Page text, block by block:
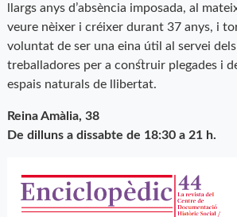
llargs anys d’absència imposada, al
veure nèixer i créixer durant 37 anys, i
voluntat de ser una eina útil al servei
treballadores per a construir plegades i
espais naturals de llibertat.
Reina Amàlia, 38
De dilluns a dissabte de 18:30 a 21 h.